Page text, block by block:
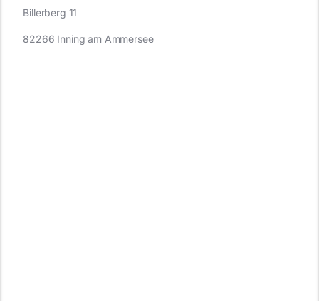
Billerberg 11
82266 Inning am Ammersee